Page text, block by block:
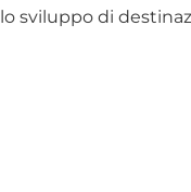
sviluppo di